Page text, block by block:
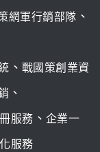
網軍行銷部隊 、
、 戰國策創業資
、
服務 、 企業一
服務